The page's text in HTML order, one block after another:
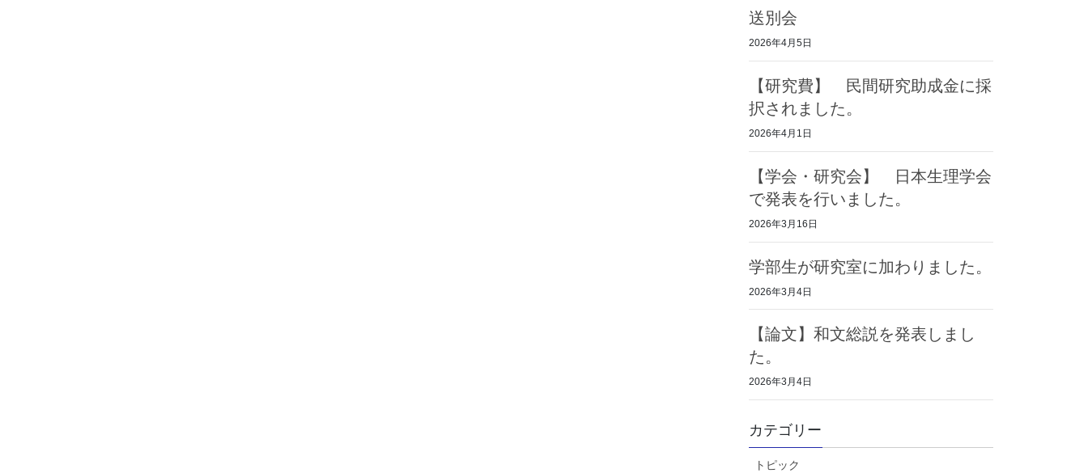
送別会
2026年4月5日
【研究費】 民間研究助成金に採
択されました。
2026年4月1日
【学会・研究会】 日本生理学会
で発表を行いました。
2026年3月16日
学部生が研究室に加わりました。
2026年3月4日
【論文】和文総説を発表しまし
た。
2026年3月4日
カテゴリー
トピック